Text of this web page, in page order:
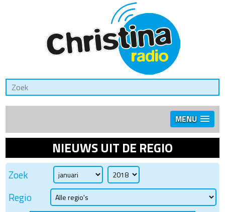
MENU
NIEUWS UIT DE REGIO
Zoek
Regio